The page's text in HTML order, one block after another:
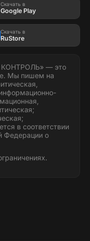
Скачать в
Google Play
Скачать в
RuStore
КОНТРОЛЬ» — это
Мы пишем на
в соответствии
Федерации о